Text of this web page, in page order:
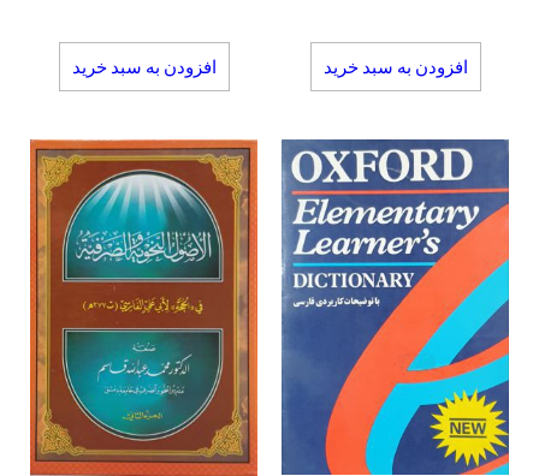
افزودن به سبد خرید افزودن به سبد خرید